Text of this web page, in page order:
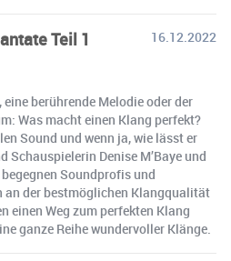
Teil 1
16.12.2022
berührende Melodie oder der
Was macht einen Klang perfekt?
Sound und wenn ja, wie lässt er
Schauspielerin Denise M’Baye und
Soundprofis und
der bestmöglichen Klangqualität
einen Weg zum perfekten Klang
ganze Reihe wundervoller Klänge.